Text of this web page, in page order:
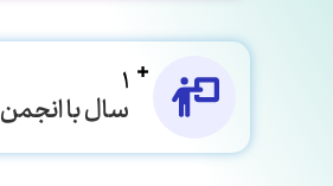
1
سال با انجمن